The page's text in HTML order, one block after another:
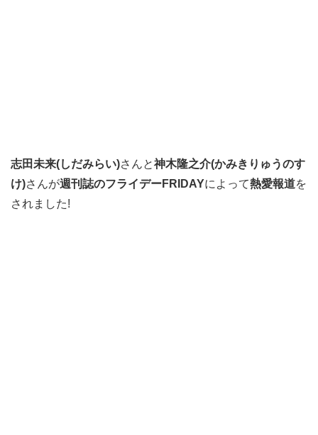
志田未来(しだみらい)さんと神木隆之介(かみきりゅうのす
け)さんが週刊誌のフライデーFRIDAYによって熱愛報道を
されました!